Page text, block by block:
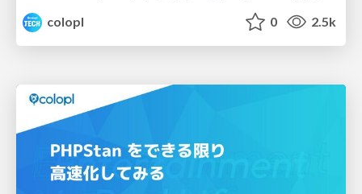
colopl
0 2.5k